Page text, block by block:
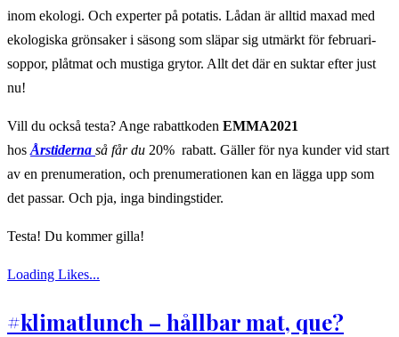
inom ekologi. Och experter på potatis. Lådan är alltid maxad med
ekologiska grönsaker i säsong som släpar sig utmärkt för februari-
soppor, plåtmat och mustiga grytor. Allt det där en suktar efter just
nu!
Vill du också testa? Ange rabattkoden EMMA2021
hos Årstiderna så får du 20% rabatt. Gäller för nya kunder vid start
av en prenumeration, och prenumerationen kan en lägga upp som
det passar. Och pja, inga bindingstider.
Testa! Du kommer gilla!
Loading Likes...
#klimatlunch – hållbar mat, que?